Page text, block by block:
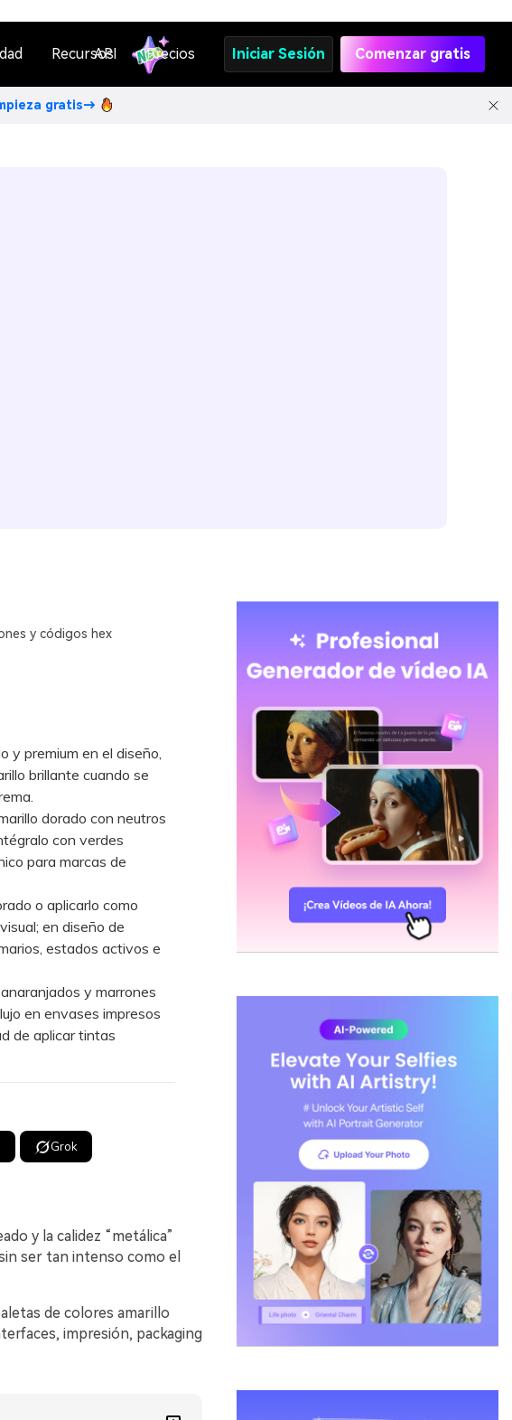
Recursos
API Precios Iniciar Sesión Comenzar gratis
gratis→
y códigos hex
y premium en el diseño,
brillante cuando se
dorado con neutros
con verdes
para marcas de
o aplicarlo como
en diseño de
estados activos e
y marrones
en envases impresos
de aplicar tintas
Grok
y la calidez “metálica”
ser tan intenso como el
de colores amarillo
impresión, packaging